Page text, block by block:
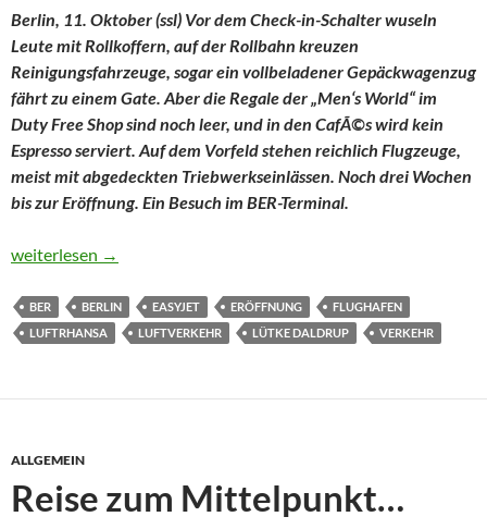
Berlin, 11. Oktober (ssl) Vor dem Check-in-Schalter wuseln
Leute mit Rollkoffern, auf der Rollbahn kreuzen
Reinigungsfahrzeuge, sogar ein vollbeladener Gepäckwagenzug
fährt zu einem Gate. Aber die Regale der „Men‘s World“ im
Duty Free Shop sind noch leer, und in den CafÃ©s wird kein
Espresso serviert. Auf dem Vorfeld stehen reichlich Flugzeuge,
meist mit abgedeckten Triebwerkseinlässen. Noch drei Wochen
bis zur Eröffnung. Ein Besuch im BER-Terminal.
Der Rote Teppich schwebt über der Check-in-Ebene
weiterlesen →
BER BERLIN EASYJET ERÖFFNUNG
FLUGHAFEN
LUFTRHANSA
LUFTVERKEHR LÜTKE DALDRUP VERKEHR
ALLGEMEIN
Reise zum Mittelpunkt…